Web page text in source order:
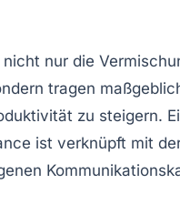
nur die
tragen
zu steigern.
ist verknüpft mit